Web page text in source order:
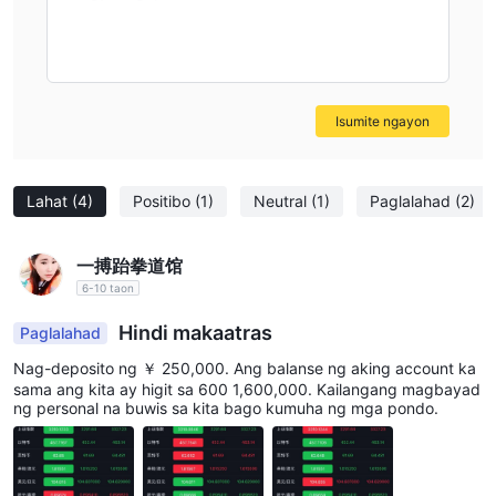
instrumento sa pangangalakal na inaalok ng iba't ibang mga
Mga Uri ng Account
ang mga securities trading account at futures at options trading
account. ang mga pamamaraan para sa pagbubukas ng mga
kinakailangang dokumento at pagkumpleto ng mga form ng
aplikasyon. Ang mga kasalukuyang kliyente ay maaaring mag-
aplay para sa mga futures at mga opsyon na account sa
pamamagitan ng isang streamline na proseso.
Paano Magbukas ng Account?
against brokers that specialize in FX.
Lahat (4) Positibo (1) Neutral (1) Paglalahad (2)
一搏跆拳道馆
6-10 taon
Paglalahad Hindi makaatras
Nag-deposito ng ￥ 250,000. Ang balanse ng aking account ka
sama ang kita ay higit sa 600 1,600,000. Kailangang magbayad
ng personal na buwis sa kita bago kumuha ng mga pondo.
Isumite ngayon